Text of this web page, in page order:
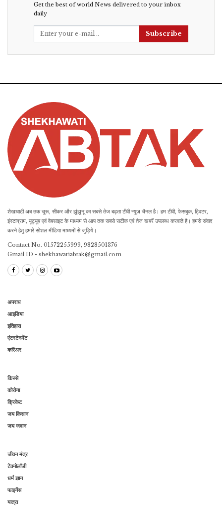
Get the best of world News delivered to your inbox
daily
Subscribe
शेखावाटी अब तक चूरू, सीकर और झुंझुनू का सबसे तेज बढ़ता टीवी न्यूज़ चैनल है। हम टीवी, फेसबुक, ट्विटर,
इंस्टाग्राम, यूट्यूब एवं वेबसाइट के माध्यम से आप तक सबसे सटीक एवं तेज खबरें उपलब्ध करवाते है। हमसे संवाद
करने हेतु हमारे सोशल मीडिया माध्यमों से जुड़िये।
Contact No. 01572255999, 9828501376
Gmail ID - shekhawatiabtak@gmail.com
अपराध
आइडिया
इतिहास
एंटरटेनमेंट
करिअर
किस्से
कोरोना
क्रिकेट
जय किसान
जय जवान
जीवन मंत्र
टेक्नोलॉजी
धर्म ज्ञान
फाइनेंस
यात्रा